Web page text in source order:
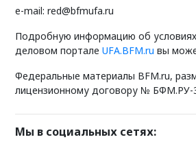
e-mail: red@bfmufa.ru
Подробную информацию об
деловом портале UFA.BFM.ru вы
Федеральные материалы BFM.ru,
лицензионному договору № БФМ.РУ-3
Мы в социальных сетях: